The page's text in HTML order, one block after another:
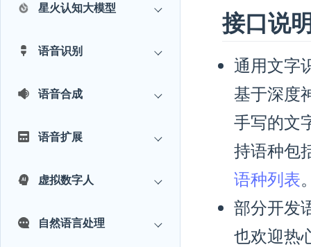
星火认知大模型
语音识别
语音合成
语音扩展
虚拟数字人
自然语言处理
接口说
通用文字
基于深度
手写的文
持语种包
语种列表
部分开发
也欢迎热